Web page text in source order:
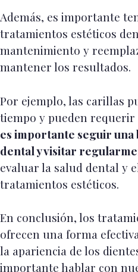
Además, es importante
tratamientos estéticos
mantenimiento y
mantener los resultados.
Por ejemplo, las carillas
tiempo y pueden
es importante seguir
dental y visitar
evaluar la salud dental y
tratamientos estéticos.
En conclusión, los
ofrecen una forma
la apariencia de los
importante hablar con